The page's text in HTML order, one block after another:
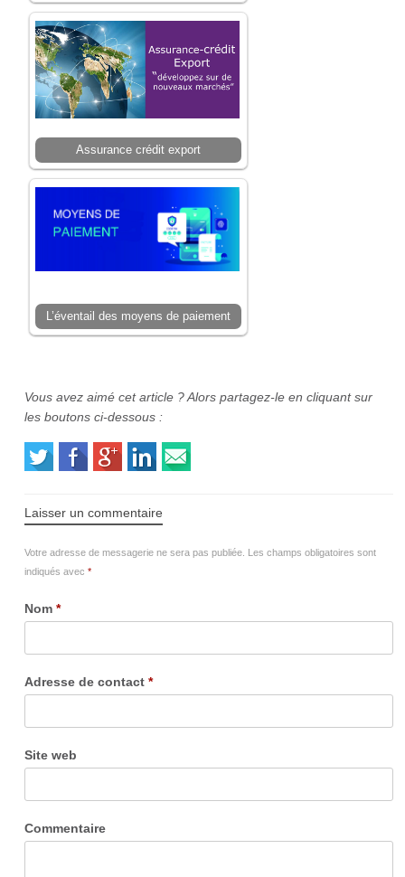
Assurance crédit export
L’éventail des moyens de paiement
Vous avez aimé cet article ? Alors partagez-le en cliquant sur
les boutons ci-dessous :
Laisser un commentaire
Votre adresse de messagerie ne sera pas publiée. Les champs obligatoires sont
indiqués avec *
Nom *
Adresse de contact *
Site web
Commentaire